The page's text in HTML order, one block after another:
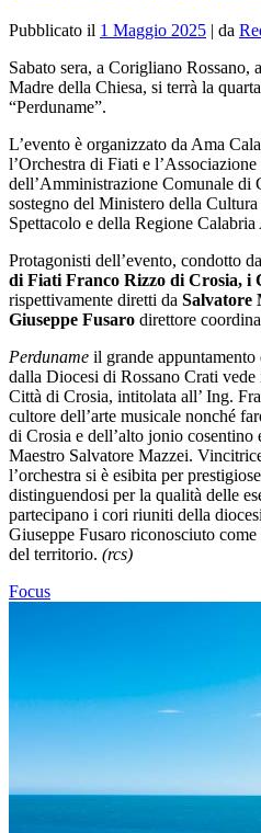
Pubblicato il 1 Maggio 2025 | da
Sabato sera, a Corigliano
Madre della Chiesa, si terrà la
“Perduname”.
L’evento è organizzato da Ama
l’Orchestra di Fiati e
dell’Amministrazione Comunale di
sostegno del Ministero della
Spettacolo e della Regione
Protagonisti dell’evento, condotto da
di Fiati Franco Rizzo di Crosia, i
rispettivamente diretti da Salvatore
Giuseppe Fusaro direttore
Perduname il grande
dalla Diocesi di Rossano Crati
Città di Crosia, intitolata all’ Ing.
cultore dell’arte musicale nonché
di Crosia e dell’alto jonio cosentino
Maestro Salvatore Mazzei.
l’orchestra si è esibita per
distinguendosi per la qualità delle
partecipano i cori riuniti della
Giuseppe Fusaro riconosciuto
del territorio. (rcs)
Focus